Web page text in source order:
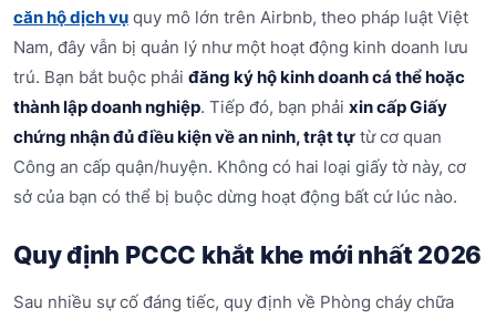
căn hộ dịch vụ quy mô lớn trên Airbnb, theo pháp luật Việt
Nam, đây vẫn bị quản lý như một hoạt động kinh doanh lưu
trú. Bạn bắt buộc phải đăng ký hộ kinh doanh cá thể hoặc
thành lập doanh nghiệp. Tiếp đó, bạn phải xin cấp Giấy
chứng nhận đủ điều kiện về an ninh, trật tự từ cơ quan
Công an cấp quận/huyện. Không có hai loại giấy tờ này, cơ
sở của bạn có thể bị buộc dừng hoạt động bất cứ lúc nào.
Quy định PCCC khắt khe mới nhất 2026
Sau nhiều sự cố đáng tiếc, quy định về Phòng cháy chữa